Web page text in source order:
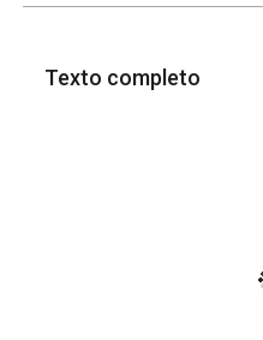
Texto completo